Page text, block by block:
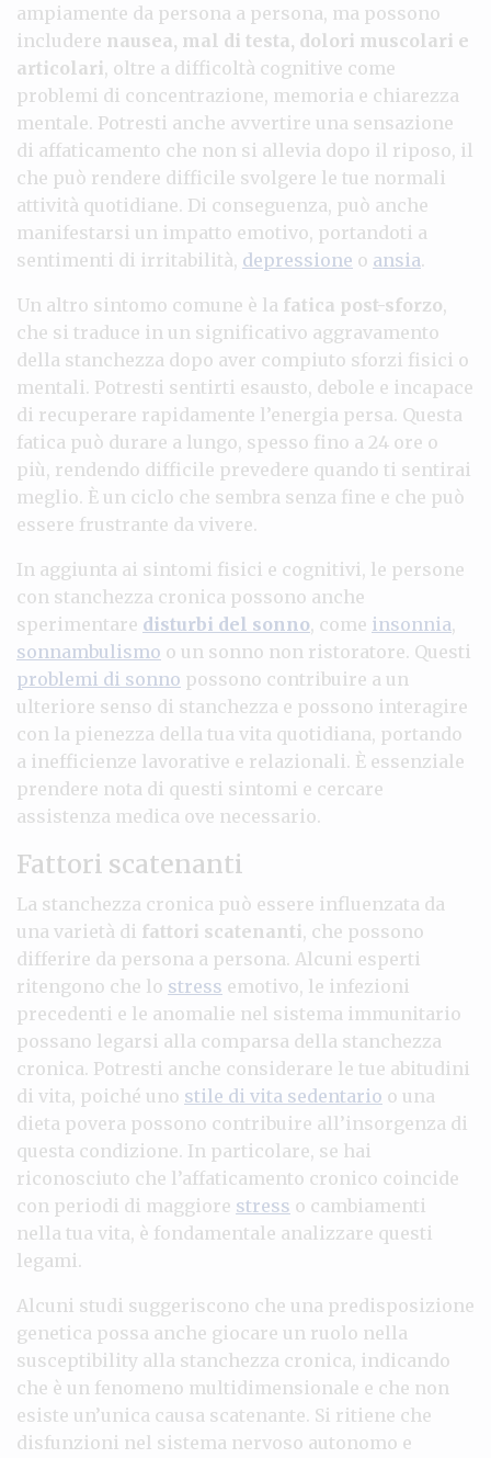
ampiamente da persona a persona, ma possono
includere nausea, mal di testa, dolori muscolari e
articolari, oltre a difficoltà cognitive come
problemi di concentrazione, memoria e chiarezza
mentale. Potresti anche avvertire una sensazione
di affaticamento che non si allevia dopo il riposo, il
che può rendere difficile svolgere le tue normali
attività quotidiane. Di conseguenza, può anche
manifestarsi un impatto emotivo, portandoti a
sentimenti di irritabilità, depressione o ansia.
Un altro sintomo comune è la fatica post-sforzo,
che si traduce in un significativo aggravamento
della stanchezza dopo aver compiuto sforzi fisici o
mentali. Potresti sentirti esausto, debole e incapace
di recuperare rapidamente l’energia persa. Questa
fatica può durare a lungo, spesso fino a 24 ore o
più, rendendo difficile prevedere quando ti sentirai
meglio. È un ciclo che sembra senza fine e che può
essere frustrante da vivere.
In aggiunta ai sintomi fisici e cognitivi, le persone
con stanchezza cronica possono anche
sperimentare disturbi del sonno, come insonnia,
sonnambulismo o un sonno non ristoratore. Questi
problemi di sonno possono contribuire a un
ulteriore senso di stanchezza e possono interagire
con la pienezza della tua vita quotidiana, portando
a inefficienze lavorative e relazionali. È essenziale
prendere nota di questi sintomi e cercare
assistenza medica ove necessario.
Fattori scatenanti
La stanchezza cronica può essere influenzata da
una varietà di fattori scatenanti, che possono
differire da persona a persona. Alcuni esperti
ritengono che lo stress emotivo, le infezioni
precedenti e le anomalie nel sistema immunitario
possano legarsi alla comparsa della stanchezza
cronica. Potresti anche considerare le tue abitudini
di vita, poiché uno stile di vita sedentario o una
dieta povera possono contribuire all’insorgenza di
questa condizione. In particolare, se hai
riconosciuto che l’affaticamento cronico coincide
con periodi di maggiore stress o cambiamenti
nella tua vita, è fondamentale analizzare questi
legami.
Alcuni studi suggeriscono che una predisposizione
genetica possa anche giocare un ruolo nella
susceptibility alla stanchezza cronica, indicando
che è un fenomeno multidimensionale e che non
esiste un’unica causa scatenante. Si ritiene che
disfunzioni nel sistema nervoso autonomo e